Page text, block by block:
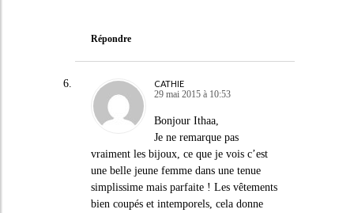
Répondre
CATHIE
29 mai 2015 à 10:53
Bonjour Ithaa,
Je ne remarque pas
vraiment les bijoux, ce que je vois c’est
une belle jeune femme dans une tenue
simplissime mais parfaite ! Les vêtements
bien coupés et intemporels, cela donne